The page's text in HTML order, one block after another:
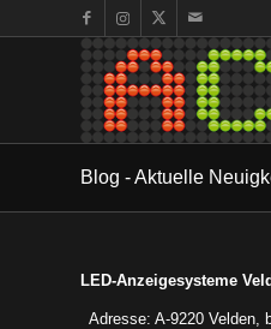
Blog - Aktuelle
LED-Anzeigesysteme
Adresse: A-9220 Velden,